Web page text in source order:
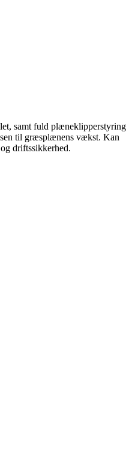
samt fuld plæneklipperstyring
til græsplænens vækst. Kan
driftssikkerhed.